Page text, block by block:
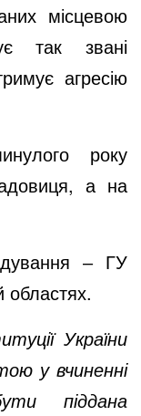
місцевою
так звані
агресію
року
а на
‒ ГУ
областях.
України
у вчиненні
піддана